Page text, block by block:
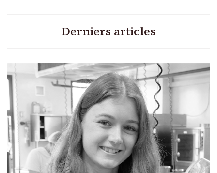
Derniers articles